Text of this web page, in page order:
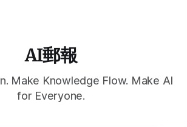
AI郵報
Make Knowledge Flow. Make AI
for Everyone.